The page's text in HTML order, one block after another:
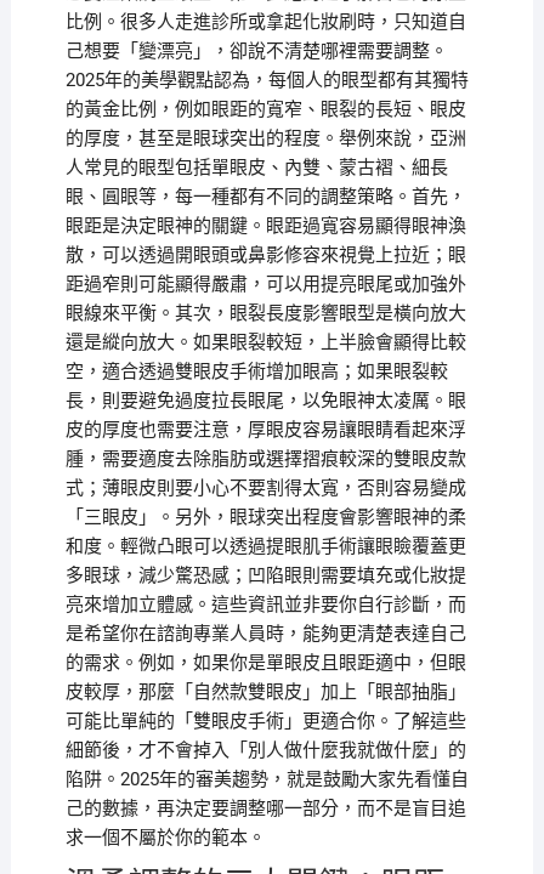
比例。很多人走進診所或拿起化妝刷時，只知道自
己想要「變漂亮」，卻說不清楚哪裡需要調整。
2025年的美學觀點認為，每個人的眼型都有其獨特
的黃金比例，例如眼距的寬窄、眼裂的長短、眼皮
的厚度，甚至是眼球突出的程度。舉例來說，亞洲
人常見的眼型包括單眼皮、內雙、蒙古褶、細長
眼、圓眼等，每一種都有不同的調整策略。首先，
眼距是決定眼神的關鍵。眼距過寬容易顯得眼神渙
散，可以透過開眼頭或鼻影修容來視覺上拉近；眼
距過窄則可能顯得嚴肅，可以用提亮眼尾或加強外
眼線來平衡。其次，眼裂長度影響眼型是橫向放大
還是縱向放大。如果眼裂較短，上半臉會顯得比較
空，適合透過雙眼皮手術增加眼高；如果眼裂較
長，則要避免過度拉長眼尾，以免眼神太凌厲。眼
皮的厚度也需要注意，厚眼皮容易讓眼睛看起來浮
腫，需要適度去除脂肪或選擇摺痕較深的雙眼皮款
式；薄眼皮則要小心不要割得太寬，否則容易變成
「三眼皮」。另外，眼球突出程度會影響眼神的柔
和度。輕微凸眼可以透過提眼肌手術讓眼瞼覆蓋更
多眼球，減少驚恐感；凹陷眼則需要填充或化妝提
亮來增加立體感。這些資訊並非要你自行診斷，而
是希望你在諮詢專業人員時，能夠更清楚表達自己
的需求。例如，如果你是單眼皮且眼距適中，但眼
皮較厚，那麼「自然款雙眼皮」加上「眼部抽脂」
可能比單純的「雙眼皮手術」更適合你。了解這些
細節後，才不會掉入「別人做什麼我就做什麼」的
陷阱。2025年的審美趨勢，就是鼓勵大家先看懂自
己的數據，再決定要調整哪一部分，而不是盲目追
求一個不屬於你的範本。